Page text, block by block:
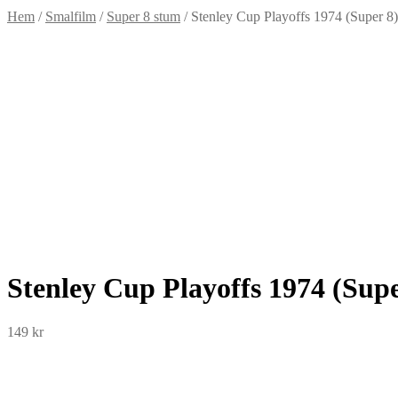
Hem / Smalfilm / Super 8 stum / Stenley Cup Playoffs 1974 (Super 8)
Stenley Cup Playoffs 1974
149 kr